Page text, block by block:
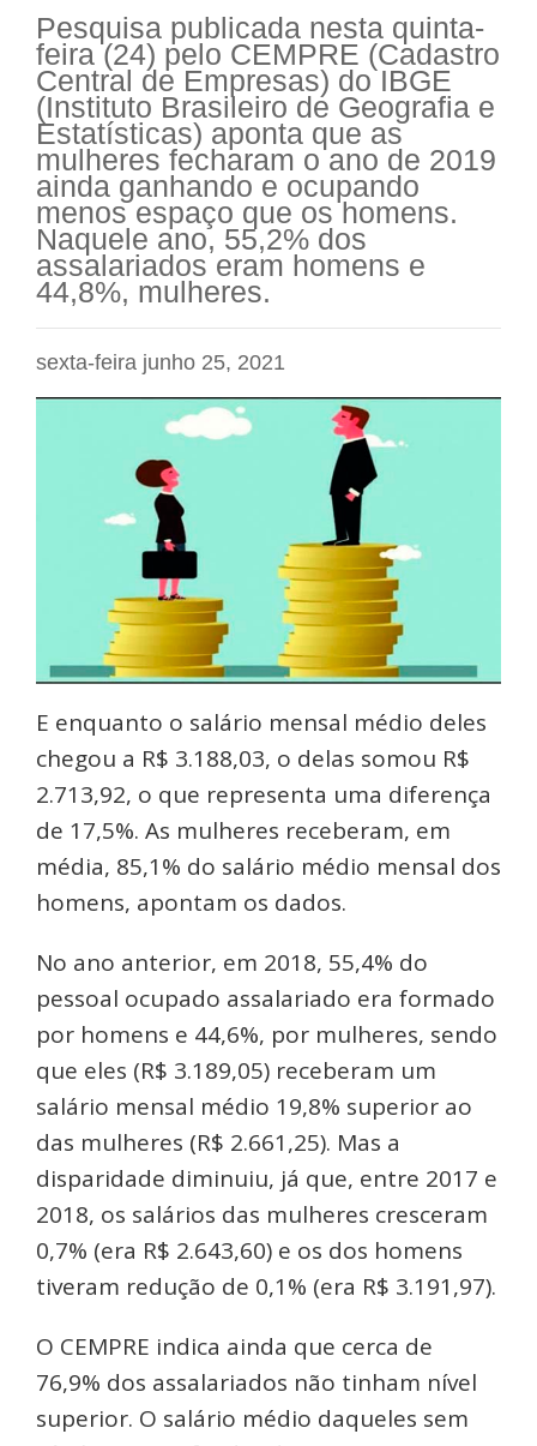
Pesquisa publicada nesta quinta-
feira (24) pelo CEMPRE (Cadastro
Central de Empresas) do IBGE
(Instituto Brasileiro de Geografia e
Estatísticas) aponta que as
mulheres fecharam o ano de 2019
ainda ganhando e ocupando
menos espaço que os homens.
Naquele ano, 55,2% dos
assalariados eram homens e
44,8%, mulheres.
sexta-feira junho 25, 2021
E enquanto o salário mensal médio deles
chegou a R$ 3.188,03, o delas somou R$
2.713,92, o que representa uma diferença
de 17,5%. As mulheres receberam, em
média, 85,1% do salário médio mensal dos
homens, apontam os dados.
No ano anterior, em 2018, 55,4% do
pessoal ocupado assalariado era formado
por homens e 44,6%, por mulheres, sendo
que eles (R$ 3.189,05) receberam um
salário mensal médio 19,8% superior ao
das mulheres (R$ 2.661,25). Mas a
disparidade diminuiu, já que, entre 2017 e
2018, os salários das mulheres cresceram
0,7% (era R$ 2.643,60) e os dos homens
tiveram redução de 0,1% (era R$ 3.191,97).
O CEMPRE indica ainda que cerca de
76,9% dos assalariados não tinham nível
superior. O salário médio daqueles sem